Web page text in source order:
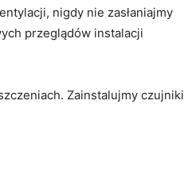
nigdy nie zasłaniajmy
przeglądów instalacji
Zainstalujmy czujniki